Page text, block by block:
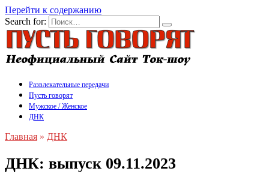
Перейти к содержанию
Search for:
Развлекательные передачи
Пусть говорят
Мужское / Женское
ДНК
Главная » ДНК
ДНК: выпуск 09.11.2023